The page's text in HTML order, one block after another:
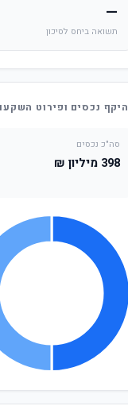
—
תשואה ביחס לסיכון
היקף נכסים ופירוט
סה"כ נכסים
398 מיליון ₪